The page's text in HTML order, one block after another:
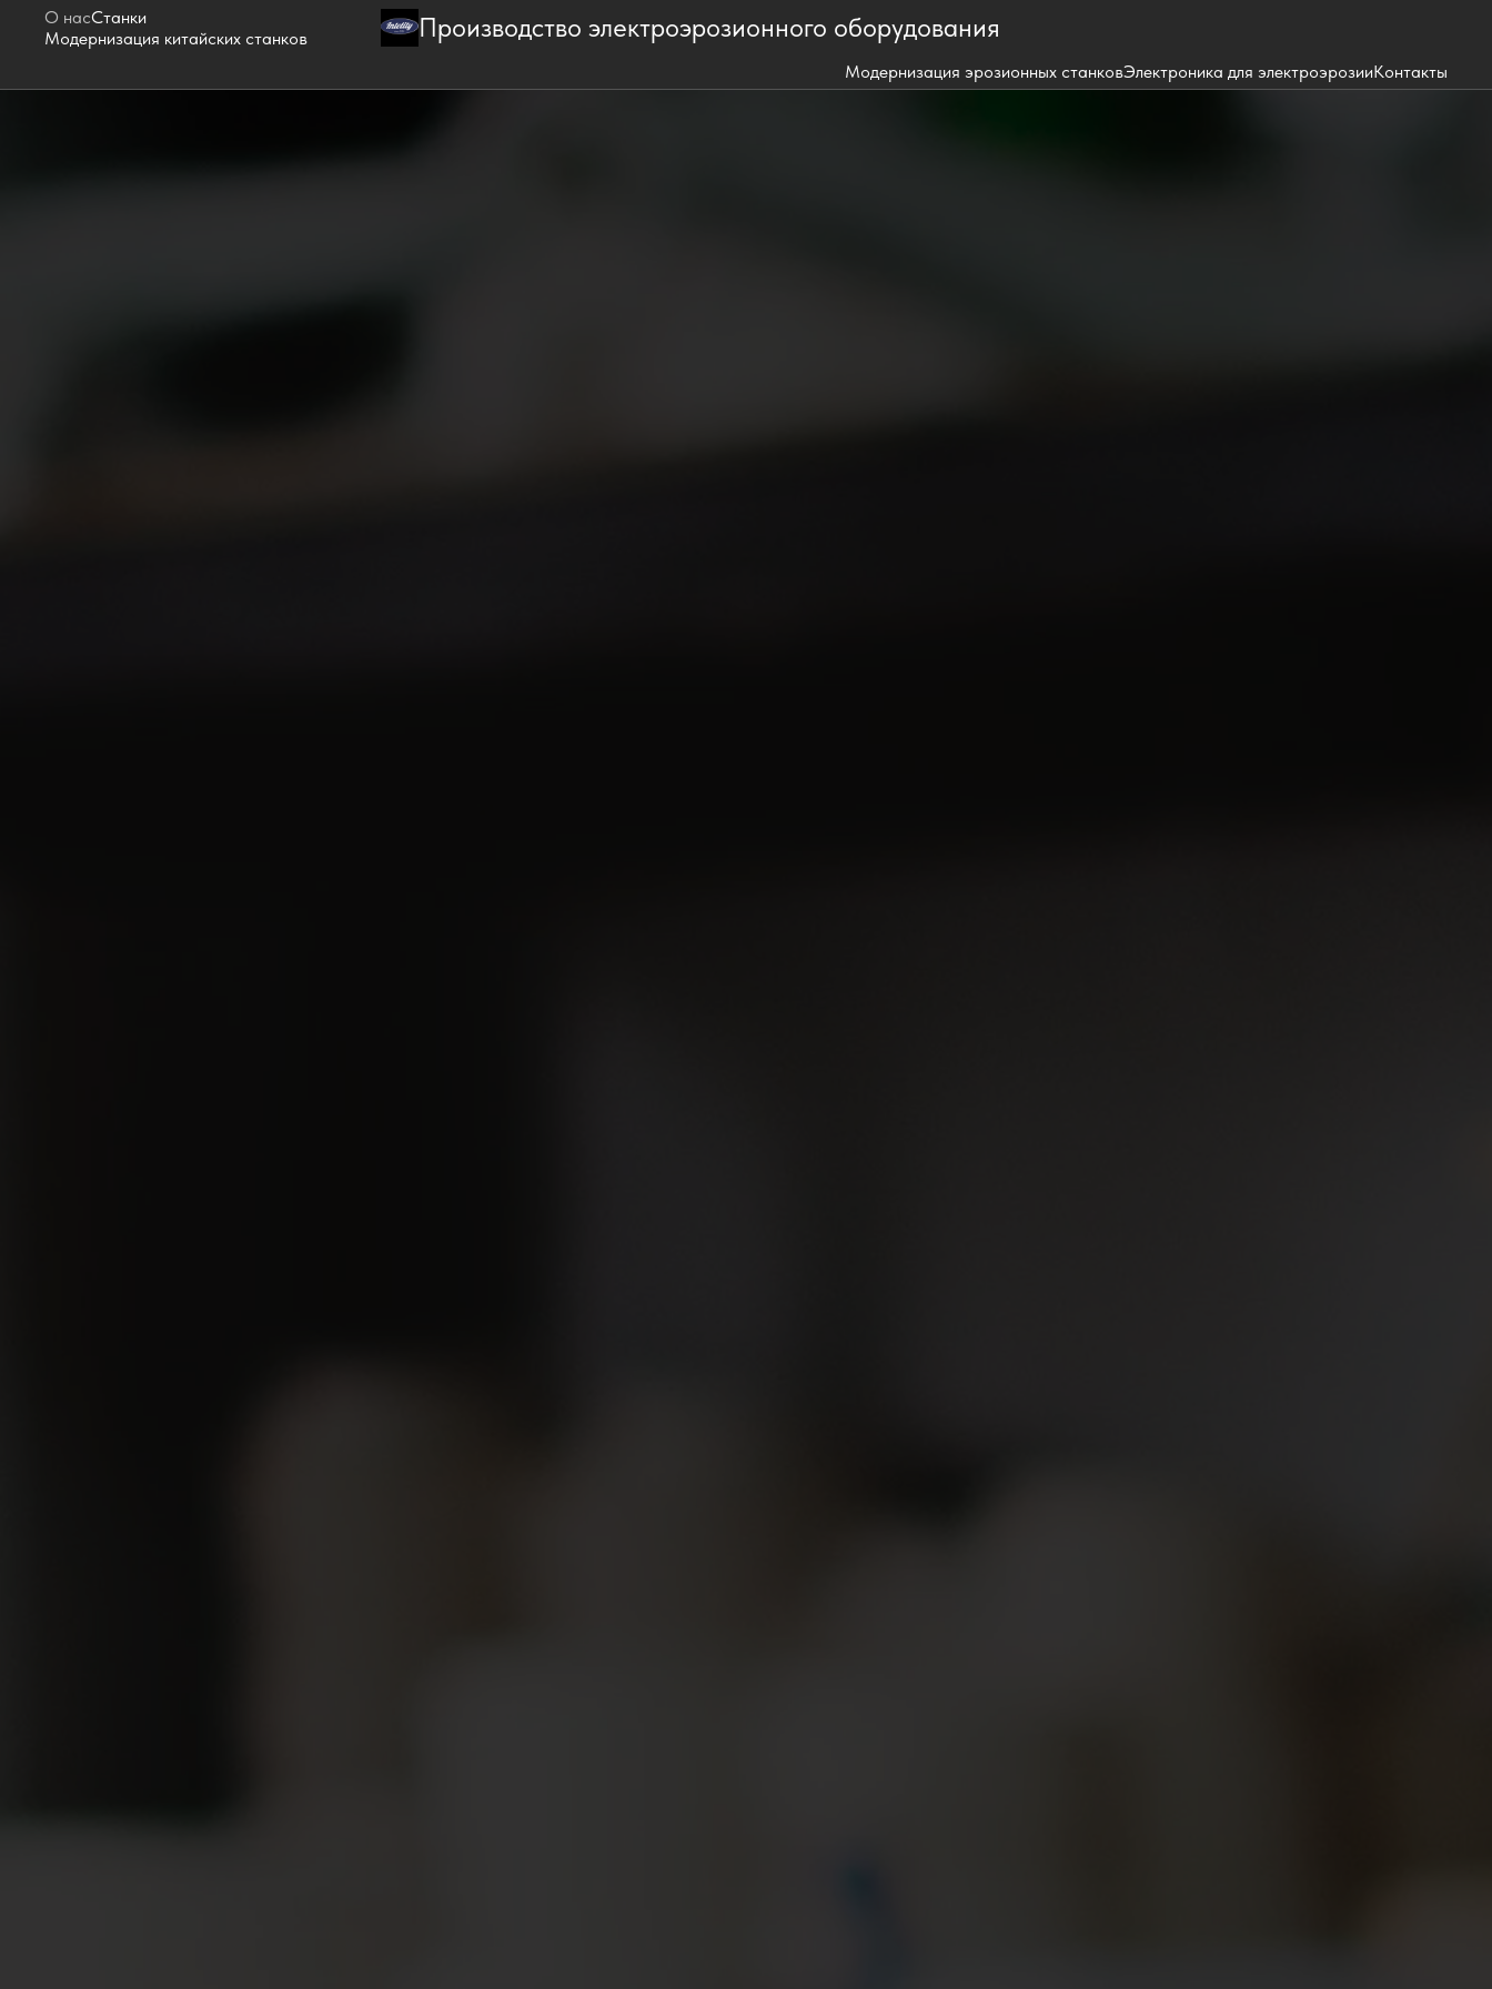
О насСтанки
Модернизация китайских станков
Производство электроэрозионного оборудования
Модернизация эрозионных станковЭлектроника для электроэрозииКонтакты